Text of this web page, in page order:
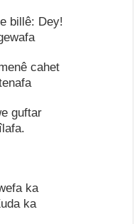
billê: Dey!
cahet
guftar
ka
ka